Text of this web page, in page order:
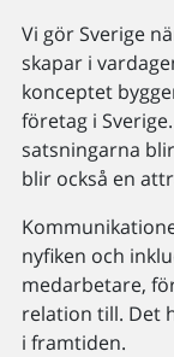
Vi gör Sverige
skapar i
konceptet
företag i
satsningarna
blir också en
nyfiken och
medarbetare,
relation till. Det
i framtiden.